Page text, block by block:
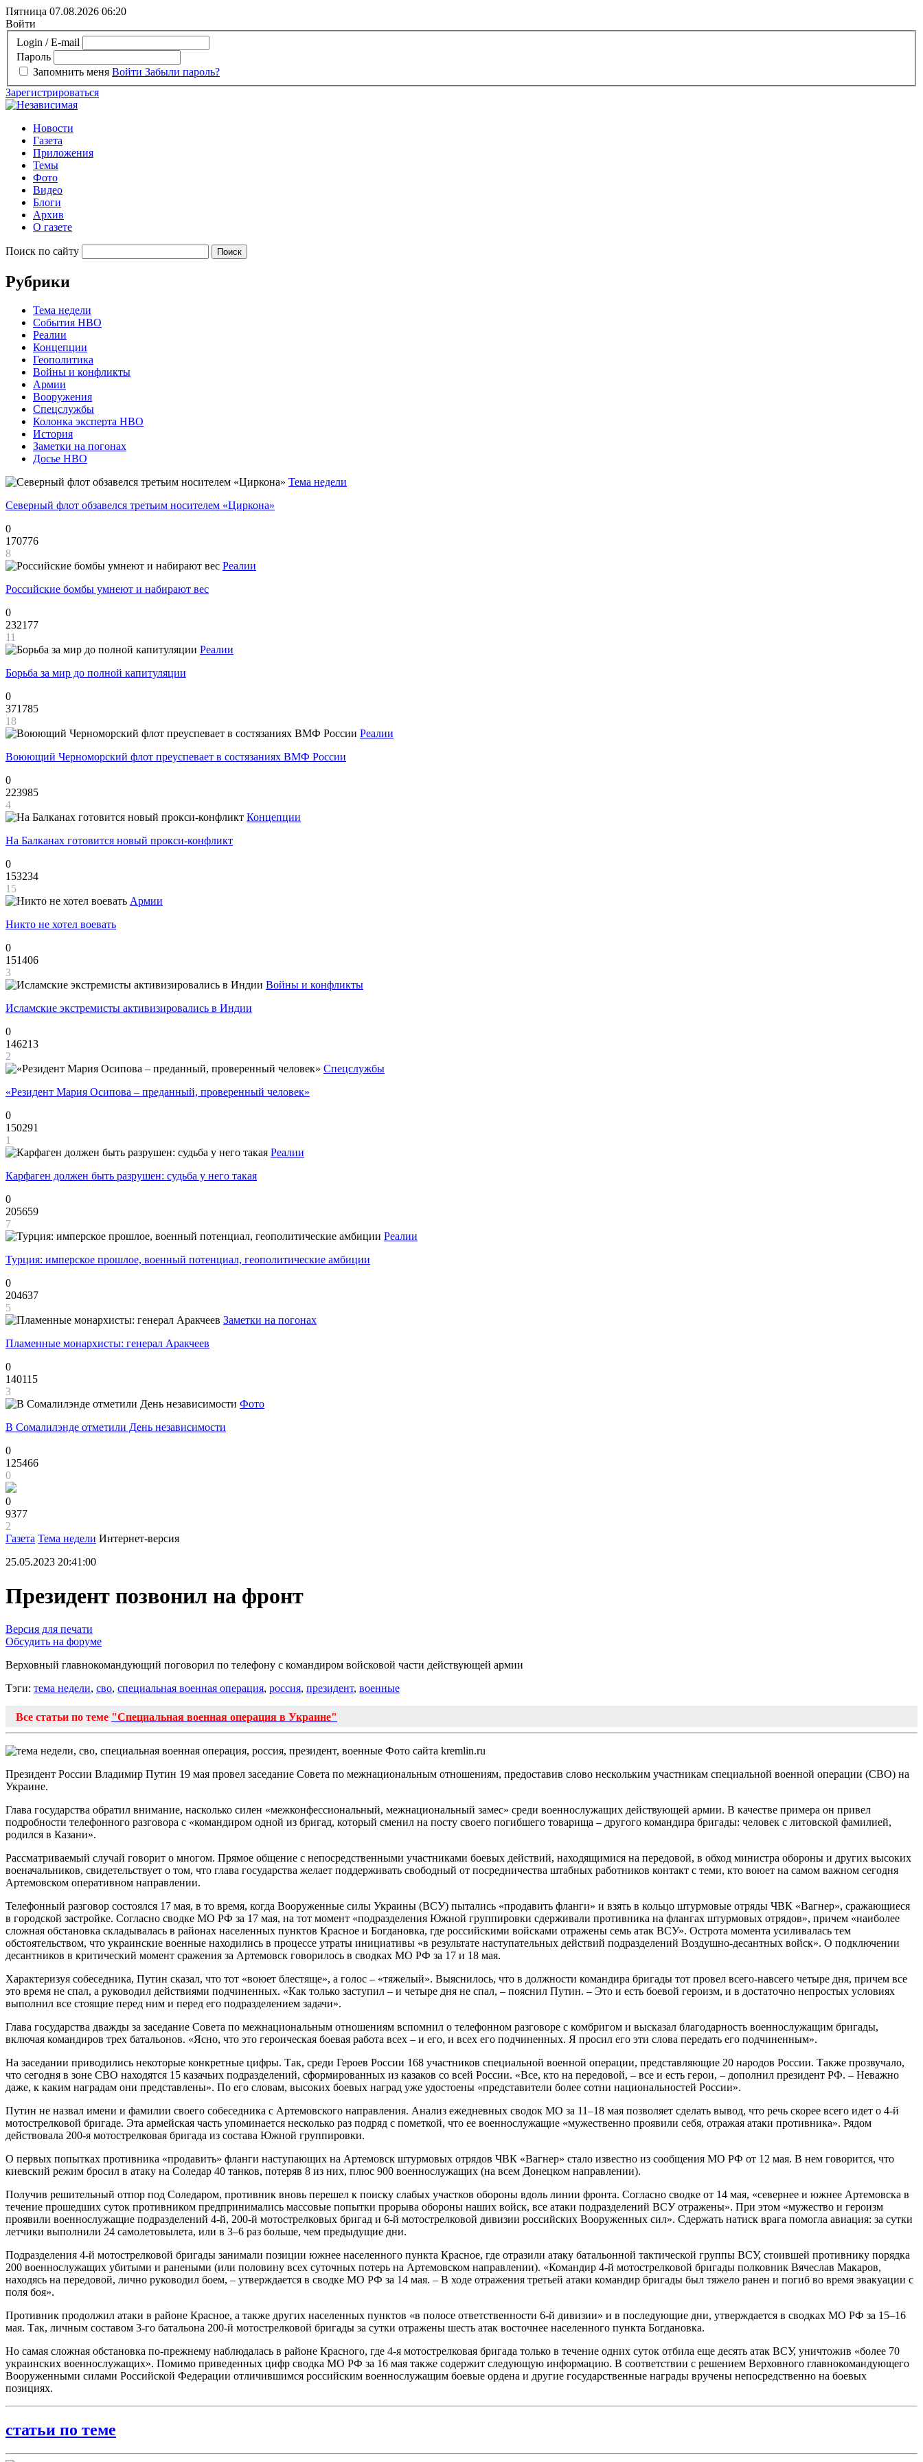
Пятница 07.08.2026 06:20
Войти
Login / E-mail
Пароль
Запомнить меня Войти Забыли пароль?
Зарегистрироваться
Новости
Газета
Приложения
Темы
Фото
Видео
Блоги
Архив
О газете
Поиск по сайту
Рубрики
Тема недели
События НВО
Реалии
Концепции
Геополитика
Войны и конфликты
Армии
Вооружения
Спецслужбы
Колонка эксперта НВО
История
Заметки на погонах
Досье НВО
Тема недели
Северный флот обзавелся третьим носителем «Циркона»
0
170776
8
Реалии
Российские бомбы умнеют и набирают вес
0
232177
11
Реалии
Борьба за мир до полной капитуляции
0
371785
18
Реалии
Воюющий Черноморский флот преуспевает в состязаниях ВМФ России
0
223985
4
Концепции
На Балканах готовится новый прокси-конфликт
0
153234
15
Армии
Никто не хотел воевать
0
151406
3
Войны и конфликты
Исламские экстремисты активизировались в Индии
0
146213
2
Спецслужбы
«Резидент Мария Осипова – преданный, проверенный человек»
0
150291
1
Реалии
Карфаген должен быть разрушен: судьба у него такая
0
205659
7
Реалии
Турция: имперское прошлое, военный потенциал, геополитические амбиции
0
204637
5
Заметки на погонах
Пламенные монархисты: генерал Аракчеев
0
140115
3
Фото
В Сомалилэнде отметили День независимости
0
125466
0
0
9377
2
Газета Тема недели Интернет-версия
25.05.2023 20:41:00
Президент позвонил на фронт
Версия для печати
Обсудить на форуме
Верховный главнокомандующий поговорил по телефону с командиром войсковой части действующей армии
Тэги: тема недели, сво, специальная военная операция, россия, президент, военные
Все статьи по теме "Специальная военная операция в Украине"
Фото сайта kremlin.ru
Президент России Владимир Путин 19 мая провел заседание Совета по межнациональным отношениям, предоставив слово нескольким участникам специальной военной операции (СВО) на
Украине.
Глава государства обратил внимание, насколько силен «межконфессиональный, межнациональный замес» среди военнослужащих действующей армии. В качестве примера он привел
подробности телефонного разговора с «командиром одной из бригад, который сменил на посту своего погибшего товарища – другого командира бригады: человек с литовской фамилией,
родился в Казани».
Рассматриваемый случай говорит о многом. Прямое общение с непосредственными участниками боевых действий, находящимися на передовой, в обход министра обороны и других высоких
военачальников, свидетельствует о том, что глава государства желает поддерживать свободный от посредничества штабных работников контакт с теми, кто воюет на самом важном сегодня
Артемовском оперативном направлении.
Телефонный разговор состоялся 17 мая, в то время, когда Вооруженные силы Украины (ВСУ) пытались «продавить фланги» и взять в кольцо штурмовые отряды ЧВК «Вагнер», сражающиеся
в городской застройке. Согласно сводке МО РФ за 17 мая, на тот момент «подразделения Южной группировки сдерживали противника на флангах штурмовых отрядов», причем «наиболее
сложная обстановка складывалась в районах населенных пунктов Красное и Богдановка, где российскими войсками отражены семь атак ВСУ». Острота момента усиливалась тем
обстоятельством, что украинские военные находились в процессе утраты инициативы «в результате наступательных действий подразделений Воздушно-десантных войск». О подключении
десантников в критический момент сражения за Артемовск говорилось в сводках МО РФ за 17 и 18 мая.
Характеризуя собеседника, Путин сказал, что тот «воюет блестяще», а голос – «тяжелый». Выяснилось, что в должности командира бригады тот провел всего-навсего четыре дня, причем все
это время не спал, а руководил действиями подчиненных. «Как только заступил – и четыре дня не спал, – пояснил Путин. – Это и есть боевой героизм, и в достаточно непростых условиях
выполнил все стоящие перед ним и перед его подразделением задачи».
Глава государства дважды за заседание Совета по межнациональным отношениям вспомнил о телефонном разговоре с комбригом и высказал благодарность военнослужащим бригады,
включая командиров трех батальонов. «Ясно, что это героическая боевая работа всех – и его, и всех его подчиненных. Я просил его эти слова передать его подчиненным».
На заседании приводились некоторые конкретные цифры. Так, среди Героев России 168 участников специальной военной операции, представляющие 20 народов России. Также прозвучало,
что сегодня в зоне СВО находятся 15 казачьих подразделений, сформированных из казаков со всей России. «Все, кто на передовой, – все и есть герои, – дополнил президент РФ. – Неважно
даже, к каким наградам они представлены». По его словам, высоких боевых наград уже удостоены «представители более сотни национальностей России».
Путин не назвал имени и фамилии своего собеседника с Артемовского направления. Анализ ежедневных сводок МО за 11–18 мая позволяет сделать вывод, что речь скорее всего идет о 4-й
мотострелковой бригаде. Эта армейская часть упоминается несколько раз подряд с пометкой, что ее военнослужащие «мужественно проявили себя, отражая атаки противника». Рядом
действовала 200-я мотострелковая бригада из состава Южной группировки.
О первых попытках противника «продавить» фланги наступающих на Артемовск штурмовых отрядов ЧВК «Вагнер» стало известно из сообщения МО РФ от 12 мая. В нем говорится, что
киевский режим бросил в атаку на Соледар 40 танков, потеряв 8 из них, плюс 900 военнослужащих (на всем Донецком направлении).
Получив решительный отпор под Соледаром, противник вновь перешел к поиску слабых участков обороны вдоль линии фронта. Согласно сводке от 14 мая, «севернее и южнее Артемовска в
течение прошедших суток противником предпринимались массовые попытки прорыва обороны наших войск, все атаки подразделений ВСУ отражены». При этом «мужество и героизм
проявили военнослужащие подразделений 4-й, 200-й мотострелковых бригад и 6-й мотострелковой дивизии российских Вооруженных сил». Сдержать натиск врага помогла авиация: за сутки
летчики выполнили 24 самолетовылета, или в 3–6 раз больше, чем предыдущие дни.
Подразделения 4-й мотострелковой бригады занимали позиции южнее населенного пункта Красное, где отразили атаку батальонной тактической группы ВСУ, стоившей противнику порядка
200 военнослужащих убитыми и ранеными (или половину всех суточных потерь на Артемовском направлении). «Командир 4-й мотострелковой бригады полковник Вячеслав Макаров,
находясь на передовой, лично руководил боем, – утверждается в сводке МО РФ за 14 мая. – В ходе отражения третьей атаки командир бригады был тяжело ранен и погиб во время эвакуации с
поля боя».
Противник продолжил атаки в районе Красное, а также других населенных пунктов «в полосе ответственности 6-й дивизии» и в последующие дни, утверждается в сводках МО РФ за 15–16
мая. Так, личным составом 3-го батальона 200-й мотострелковой бригады за сутки отражены шесть атак восточнее населенного пункта Богдановка.
Но самая сложная обстановка по-прежнему наблюдалась в районе Красного, где 4-я мотострелковая бригада только в течение одних суток отбила еще десять атак ВСУ, уничтожив «более 70
украинских военнослужащих». Помимо приведенных цифр сводка МО РФ за 16 мая также содержит следующую информацию. В соответствии с решением Верховного главнокомандующего
Вооруженными силами Российской Федерации отличившимся российским военнослужащим боевые ордена и другие государственные награды вручены непосредственно на боевых
позициях.
статьи по теме